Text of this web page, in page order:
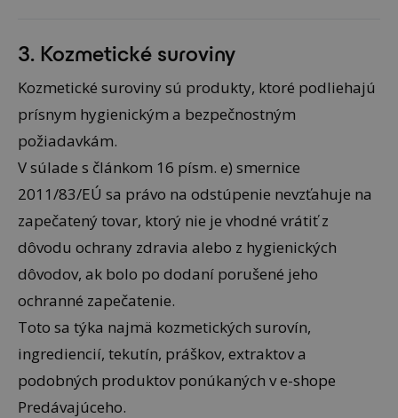
3. Kozmetické suroviny
Kozmetické suroviny sú produkty, ktoré podliehajú
prísnym hygienickým a bezpečnostným
požiadavkám.
V súlade s článkom 16 písm. e) smernice
2011/83/EÚ sa právo na odstúpenie nevzťahuje na
zapečatený tovar, ktorý nie je vhodné vrátiť z
dôvodu ochrany zdravia alebo z hygienických
dôvodov, ak bolo po dodaní porušené jeho
ochranné zapečatenie.
Toto sa týka najmä kozmetických surovín,
ingrediencií, tekutín, práškov, extraktov a
podobných produktov ponúkaných v e-shope
Predávajúceho.